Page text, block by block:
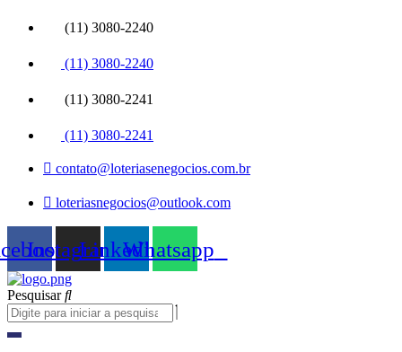
conteúdo
(11) 3080-2240
(11) 3080-2240
(11) 3080-2241
(11) 3080-2241
contato@loteriasenegocios.com.br
loteriasnegocios@outlook.com
InstagramLinkedinWhatsapp
Pesquisar